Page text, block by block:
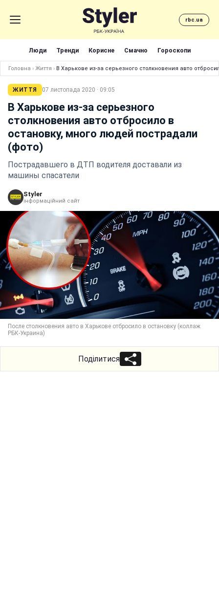
rbc.ua
Люди Тренди Корисне Смачно Гороскопи
Головна › Життя › В Харькове из-за серьезного столкновения авто
ЖИТТЯ 07 листопада 2020 · 09:05
В Харькове из-за серьезного
столкновения авто отбросило в
остановку, много людей пострадали
(фото)
Пострадавшего в ДТП водителя доставали из
машины спасатели
Styler
інформаційний сайт
После столкновения авто в Харькове отбросило в остановку (коллаж
РБК-Украина)
Поділитися